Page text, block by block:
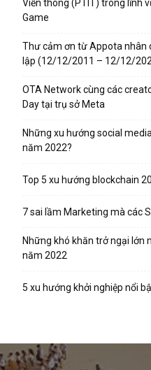
Viễn thông (PTIT) trong lĩnh
Game
Thư cảm ơn từ Appota nhân
lập (12/12/2011 – 12/12/
OTA Network cùng các
Day tại trụ sở Meta
Những xu hướng social
năm 2022?
Top 5 xu hướng blockchain
7 sai lầm Marketing mà các
Những khó khăn trở ngại lớn
năm 2022
5 xu hướng khởi nghiệp nổi